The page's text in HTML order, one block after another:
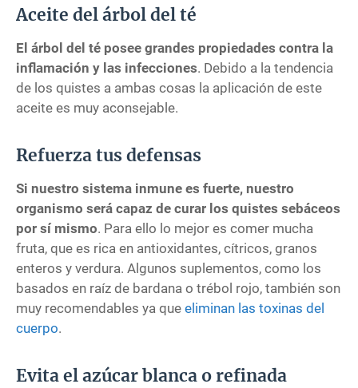
Aceite del árbol del té
El árbol del té posee grandes propiedades contra la
inflamación y las infecciones. Debido a la tendencia
de los quistes a ambas cosas la aplicación de este
aceite es muy aconsejable.
Refuerza tus defensas
Si nuestro sistema inmune es fuerte, nuestro
organismo será capaz de curar los quistes sebáceos
por sí mismo. Para ello lo mejor es comer mucha
fruta, que es rica en antioxidantes, cítricos, granos
enteros y verdura. Algunos suplementos, como los
basados en raíz de bardana o trébol rojo, también son
muy recomendables ya que eliminan las toxinas del
cuerpo.
Evita el azúcar blanca o refinada